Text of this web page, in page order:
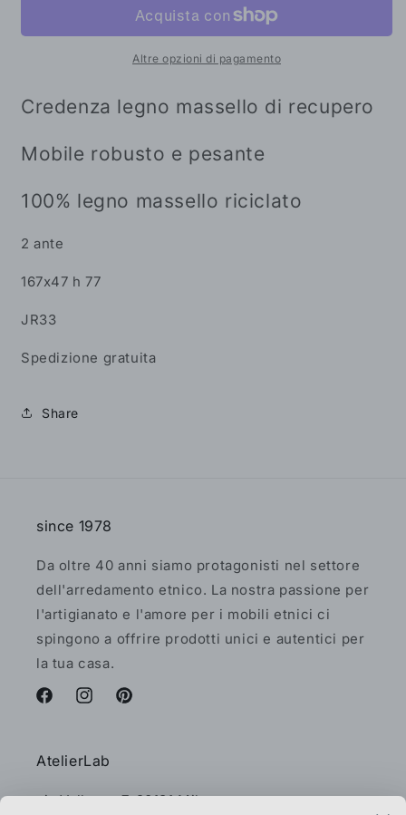
massello
ante
legno
massello
di
ante
Altre opzioni di pagamento
Credenza legno massello di recupero
Mobile robusto e pesante
100% legno massello riciclato
2 ante
167x47 h 77
JR33
Spedizione gratuita
Share
since 1978
Da oltre 40 anni siamo protagonisti nel settore
dell'arredamento etnico. La nostra passione per
l'artigianato e l'amore per i mobili etnici ci
spingono a offrire prodotti unici e autentici per
la tua casa.
FacebookInstagramPinterest
AtelierLab
via Vallazze 7, 20131 Milano